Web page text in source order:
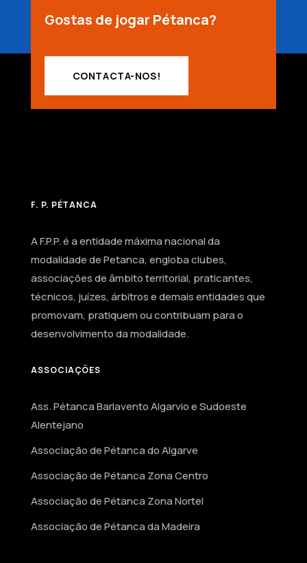
Gostas de jogar Pétanca?
CONTACTA-NOS!
F. P. PÉTANCA
A F.P.P. é a entidade máxima nacional da
modalidade de Petanca, engloba clubes,
associações de âmbito territorial, praticantes,
técnicos, juízes, árbitros e demais entidades que
promovam, pratiquem ou contribuam para o
desenvolvimento da modalidade.
ASSOCIAÇÕES
Ass. Pétanca Barlavento Algarvio e Sudoeste
Alentejano
Associação de Pétanca do Algarve
Associação de Pétanca Zona Centro
Associação de Pétanca Zona Nortel
Associação de Pétanca da Madeira